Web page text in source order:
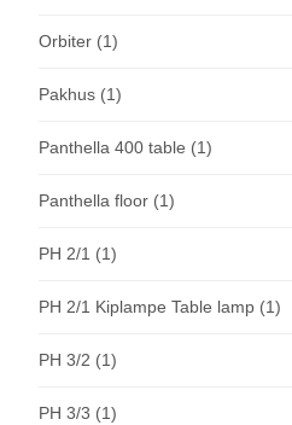
Orbiter (1)
Pakhus (1)
Panthella 400 table (1)
Panthella floor (1)
PH 2/1 (1)
PH 2/1 Kiplampe Table lamp (1)
PH 3/2 (1)
PH 3/3 (1)